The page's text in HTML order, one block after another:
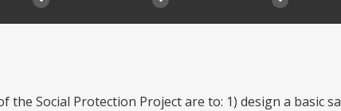
the Social Protection Project are to: 1) design a basic